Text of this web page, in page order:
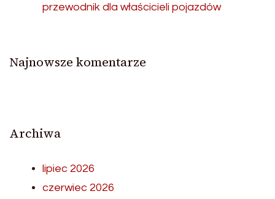
przewodnik dla właścicieli pojazdów
Najnowsze komentarze
Archiwa
lipiec 2026
czerwiec 2026